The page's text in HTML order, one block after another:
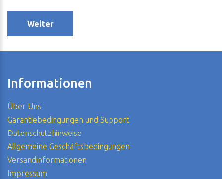
Informationen
Über Uns
Garantiebedingungen und Support
Datenschutzhinweise
Allgemeine Geschäftsbedingungen
Versandinformationen
Impressum